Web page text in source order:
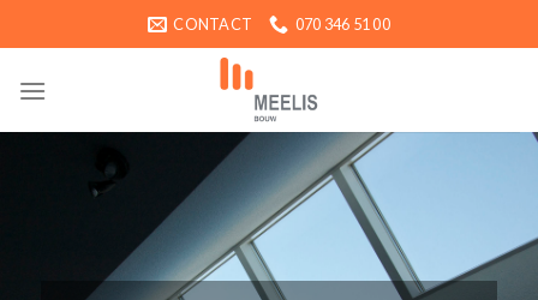
naar
CONTACT 070 346 51 00